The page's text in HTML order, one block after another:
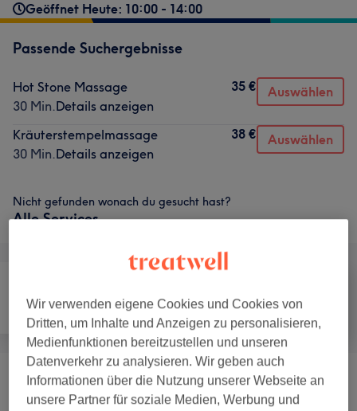
Geöffnet Heute: 10:00 - 14:00
Passende Suchergebnisse
Hot Stone Massage
30 Min.Details anzeigen
35 € Auswählen
Kräuterstempelmassage
30 Min.Details anzeigen
38 € Auswählen
Nicht gefunden wonach du gesucht hast?
Alle Services
Gesicht Massage Fitness
Massagen (2) ab 35 €
Wir verwenden eigene Cookies und Cookies von
Dritten, um Inhalte und Anzeigen zu personalisieren,
Medienfunktionen bereitzustellen und unseren
Datenverkehr zu analysieren. Wir geben auch
Informationen über die Nutzung unserer Webseite an
unsere Partner für soziale Medien, Werbung und